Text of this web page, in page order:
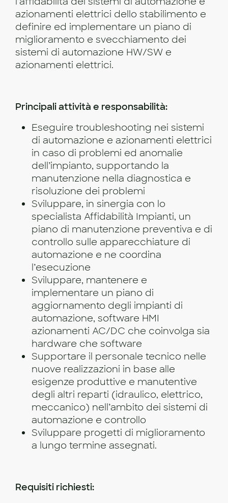
azionamenti elettrici dello stabilimento e
definire ed implementare un piano di
miglioramento e svecchiamento dei
sistemi di automazione HW/SW e
azionamenti elettrici.
Principali attività e responsabilità:
Eseguire troubleshooting nei sistemi
di automazione e azionamenti elettrici
in caso di problemi ed anomalie
dell’impianto, supportando la
manutenzione nella diagnostica e
risoluzione dei problemi
Sviluppare, in sinergia con lo
specialista Affidabilità Impianti, un
piano di manutenzione preventiva e di
controllo sulle apparecchiature di
automazione e ne coordina
l’esecuzione
Sviluppare, mantenere e
implementare un piano di
aggiornamento degli impianti di
automazione, software HMI
azionamenti AC/DC che coinvolga sia
hardware che software
Supportare il personale tecnico nelle
nuove realizzazioni in base alle
esigenze produttive e manutentive
degli altri reparti (idraulico, elettrico,
meccanico) nell’ambito dei sistemi di
automazione e controllo
Sviluppare progetti di miglioramento
a lungo termine assegnati.
Requisiti richiesti: